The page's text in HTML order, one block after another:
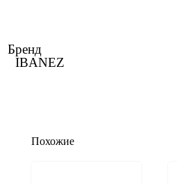
Бренд
IBANEZ
Похожие